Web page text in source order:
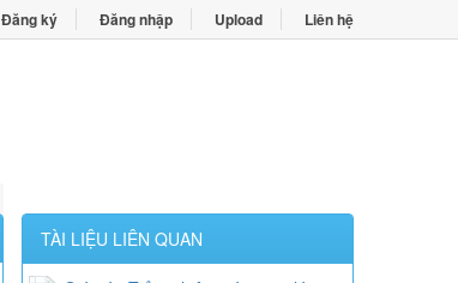
Đăng ký Đăng nhập Upload Liên hệ
TÀI LIỆU LIÊN QUAN